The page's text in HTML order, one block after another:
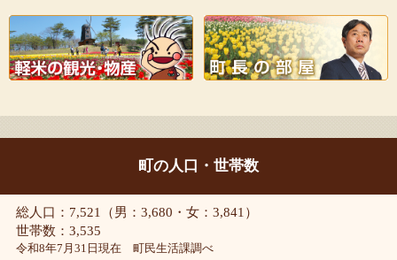
町の人口・世帯数
総人口：7,521（男：3,680・女：3,841）
世帯数：3,535
令和8年7月31日現在 町民生活課調べ